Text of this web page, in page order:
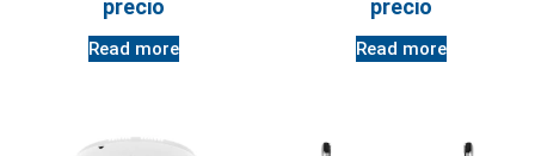
precio
Read more
precio
Read more